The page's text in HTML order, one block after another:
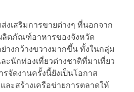
งเสริมการขายต่างๆ ที่นอกจาก
ลิตภัณฑ์อาหารของจังหวัด
างกว้างขวางมากขึ้น ทั้งในกลุ่ม
ะนักท่องเที่ยวต่างชาติที่มาเที่ยว
จัดงานครั้งนี้ยังเป็นโอกาส
ละสร้างเครือข่ายการตลาดให้